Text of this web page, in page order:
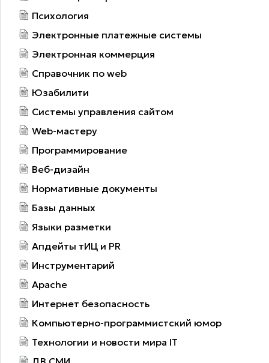
Психология
Электронные платежные системы
Электронная коммерция
Справочник по web
Юзабилити
Системы управления сайтом
Web-мастеру
Программирование
Веб-дизайн
Нормативные документы
Базы данных
Языки разметки
Апдейты тИЦ и PR
Инструментарий
Apache
Интернет безопасность
Компьютерно-программистский юмор
Технологии и новости мира IT